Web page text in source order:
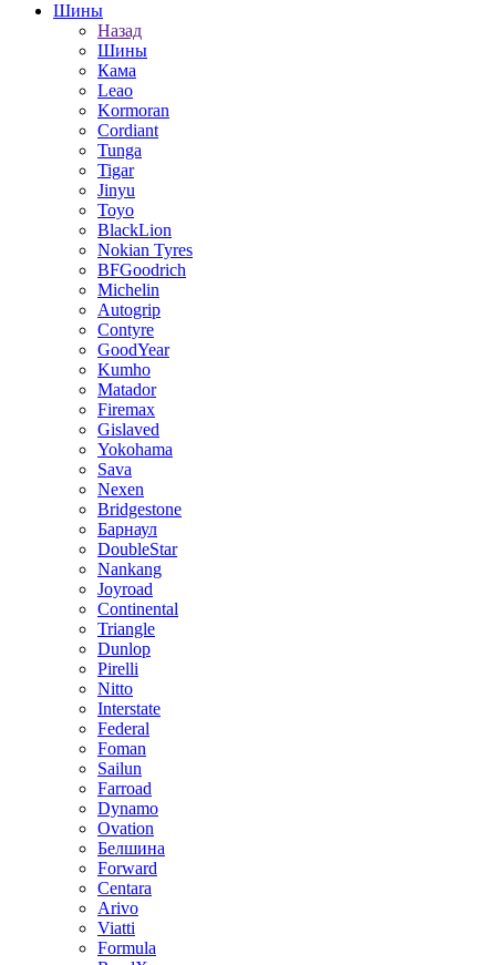
Шины
Назад
Шины
Кама
Leao
Kormoran
Cordiant
Tunga
Tigar
Jinyu
Toyo
BlackLion
Nokian Tyres
BFGoodrich
Michelin
Autogrip
Contyre
GoodYear
Kumho
Matador
Firemax
Gislaved
Yokohama
Sava
Nexen
Bridgestone
Барнаул
DoubleStar
Nankang
Joyroad
Continental
Triangle
Dunlop
Pirelli
Nitto
Interstate
Federal
Foman
Sailun
Farroad
Dynamo
Ovation
Белшина
Forward
Centara
Arivo
Viatti
Formula